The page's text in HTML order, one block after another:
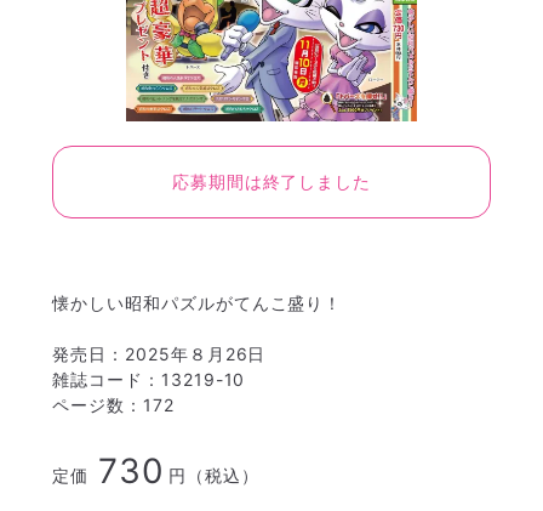
懐かしい昭和パズルがてんこ盛り！
発売日：2025年８月26日
雑誌コード：13219-10
ページ数：172
定価 730 円（税込）
応募期間は終了しました